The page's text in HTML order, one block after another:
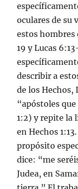
oculares de su
estos
19 y Lucas
describir a
de los Hechos,
“apóstoles
1:2) y repite la
en Hechos
propósito
dice: “me
Judea, en